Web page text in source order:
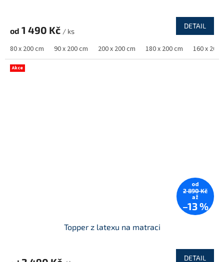
od 1 490 Kč / ks
DETAIL
80 x 200 cm 90 x 200 cm 200 x 200 cm 180 x 200 cm 160 x 200
Akce
od
2 890 Kč
až
–13 %
Topper z latexu na matraci
DETAIL